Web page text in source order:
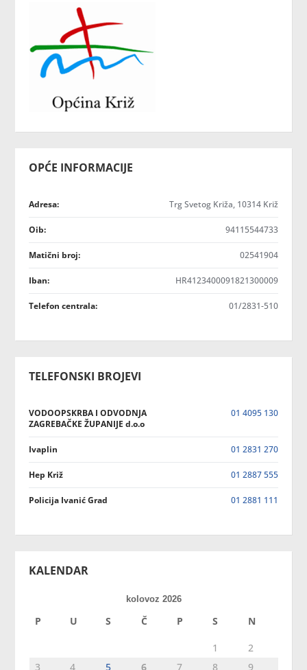
OPĆE INFORMACIJE
Adresa: Trg Svetog Križa, 10314 Križ
Oib: 94115544733
Matični broj: 02541904
Iban: HR4123400091821300009
Telefon centrala: 01/2831-510
TELEFONSKI BROJEVI
VODOOPSKRBA I ODVODNJA
ZAGREBAČKE ŽUPANIJE d.o.o
01 4095 130
Ivaplin 01 2831 270
Hep Križ 01 2887 555
Policija Ivanić Grad 01 2881 111
KALENDAR
kolovoz 2026
P U S Č P S N
1
2
3
4 5 6 7 8
9